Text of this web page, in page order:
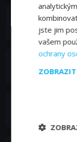
Real Estate
Friends at Party
jste jim
vašem
ochrany
ZOBRAZIT